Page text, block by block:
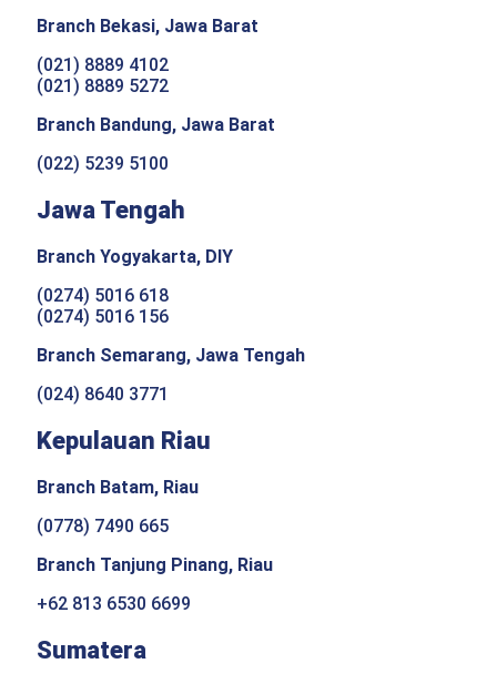
Branch Bekasi, Jawa Barat
(021) 8889 4102
(021) 8889 5272
Branch Bandung, Jawa Barat
(022) 5239 5100
Jawa Tengah
Branch Yogyakarta, DIY
(0274) 5016 618
(0274) 5016 156
Branch Semarang, Jawa Tengah
(024) 8640 3771
Kepulauan Riau
Branch Batam, Riau
(0778) 7490 665
Branch Tanjung Pinang, Riau
+62 813 6530 6699
Sumatera